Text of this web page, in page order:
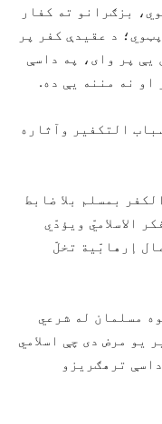
بزګرانو ته کفار
د عقیدې کفر پر
يې پر وای، په داسې
او نه مننه يې ده.
التکفیر وآثاره
بمسلم بلا ضابط
الاسلاميّ ویؤدّي
إرهابّیة تخلّ
مسلمان له شرعي
یو مرض دی چې اسلامي
ترهګریزو